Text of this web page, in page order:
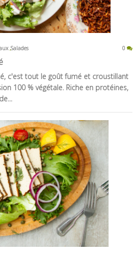
Salades 0
c'est tout le goût fumé et croustillant
100 % végétale. Riche en protéines,